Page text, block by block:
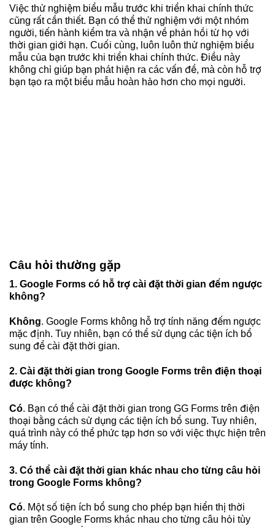
Việc thử nghiệm biểu mẫu trước khi triển khai chính thức
cũng rất cần thiết. Bạn có thể thử nghiệm với một nhóm
người, tiến hành kiểm tra và nhận về phản hồi từ họ với
thời gian giới hạn. Cuối cùng, luôn luôn thử nghiệm biểu
mẫu của bạn trước khi triển khai chính thức. Điều này
không chỉ giúp bạn phát hiện ra các vấn đề, mà còn hỗ trợ
bạn tạo ra một biểu mẫu hoàn hảo hơn cho mọi người.
Câu hỏi thường gặp
1. Google Forms có hỗ trợ cài đặt thời gian đếm ngược
không?
Không. Google Forms không hỗ trợ tính năng đếm ngược
mặc định. Tuy nhiên, bạn có thể sử dụng các tiện ích bổ
sung để cài đặt thời gian.
2. Cài đặt thời gian trong Google Forms trên điện thoại
được không?
Có. Bạn có thể cài đặt thời gian trong GG Forms trên điện
thoại bằng cách sử dụng các tiện ích bổ sung. Tuy nhiên,
quá trình này có thể phức tạp hơn so với việc thực hiện trên
máy tính.
3. Có thể cài đặt thời gian khác nhau cho từng câu hỏi
trong Google Forms không?
Có. Mộtsố tiện ích bổ sung cho phép bạn hiển thị thời
gian trên Google Forms khác nhau cho từng câu hỏi tùy